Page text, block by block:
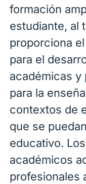
formación
estudiante, al
proporciona
para el
académicas y
para la
contextos de
que se
educativo.
académicos
profesionales